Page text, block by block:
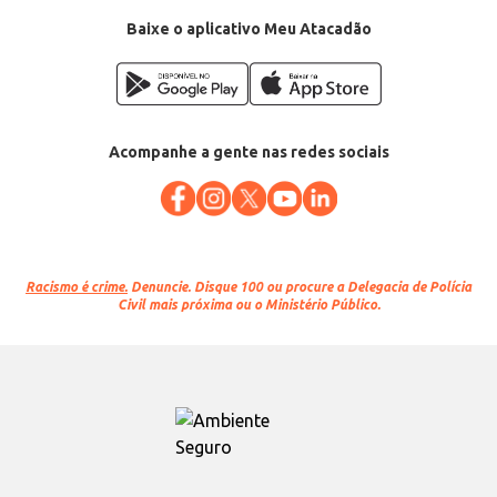
Baixe o aplicativo Meu Atacadão
Acompanhe a gente nas redes sociais
Racismo é crime. Denuncie. Disque 100 ou procure a Delegacia de Polícia
Civil mais próxima ou o Ministério Público.